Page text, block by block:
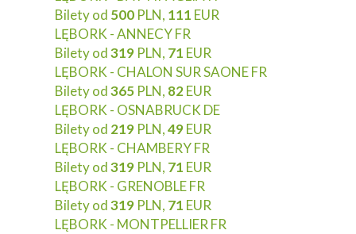
Bilety od 500 PLN, 111 EUR
LĘBORK - ANNECY FR
Bilety od319 PLN, 71 EUR
LĘBORK - CHALON SUR SAONE FR
Bilety od365 PLN, 82EUR
LĘBORK - OSNABRUCK DE
Bilety od 219 PLN,49EUR
LĘBORK - CHAMBERY FR
Bilety od319 PLN, 71 EUR
LĘBORK - GRENOBLE FR
Bilety od319 PLN, 71 EUR
LĘBORK - MONTPELLIER FR